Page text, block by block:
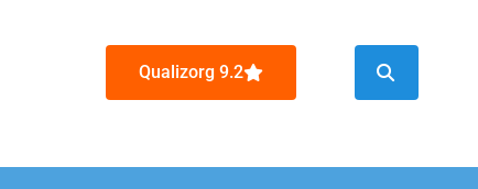
Qualizorg 9.2